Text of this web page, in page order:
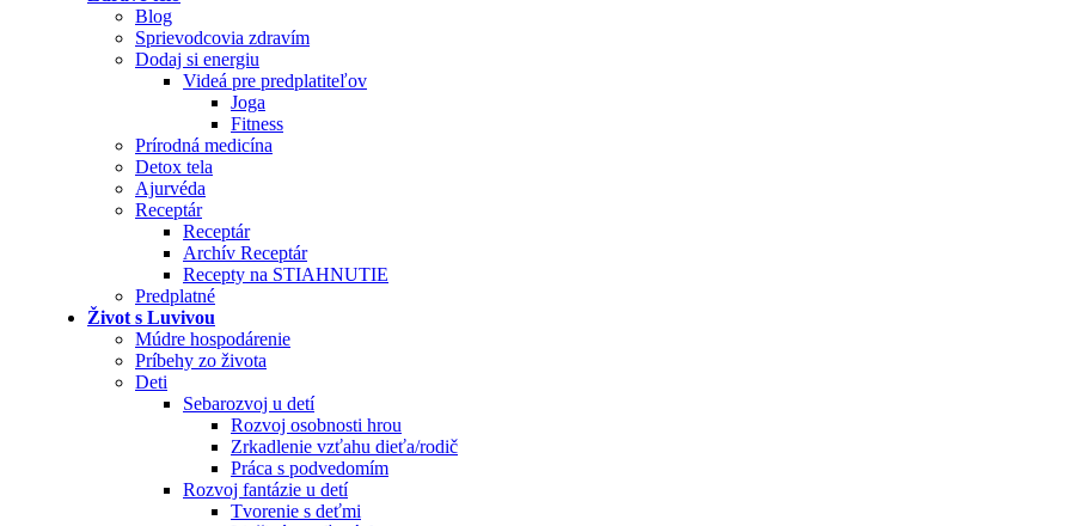
Blog
Sprievodcovia zdravím
Dodaj si energiu
Videá pre predplatiteľov
Joga
Fitness
Prírodná medicína
Detox tela
Ajurvéda
Receptár
Receptár
Archív Receptár
Recepty na STIAHNUTIE
Predplatné
Život s Luvivou
Múdre hospodárenie
Príbehy zo života
Deti
Sebarozvoj u detí
Rozvoj osobnosti hrou
Zrkadlenie vzťahu dieťa/rodič
Práca s podvedomím
Rozvoj fantázie u detí
Tvorenie s deťmi